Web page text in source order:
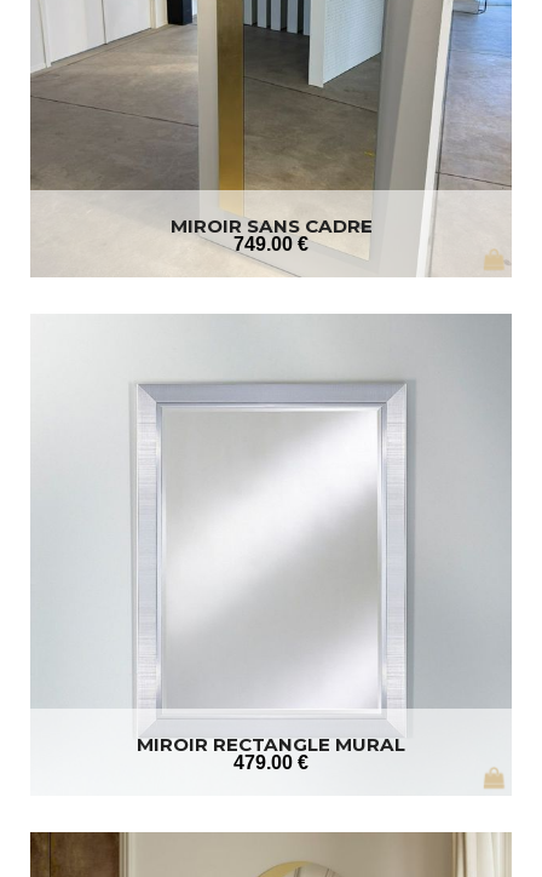
MIROIR SANS CADRE
749.00 €
MIROIR RECTANGLE MURAL
479.00 €